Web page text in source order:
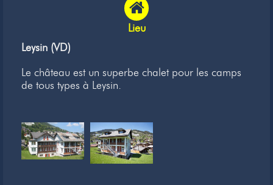
Lieu
Leysin (VD)
Le château est un superbe chalet pour les camps
de tous types à Leysin.